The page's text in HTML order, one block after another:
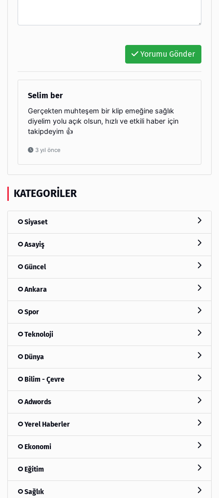
Yorumu Gönder
Selim ber
Gerçekten muhteşem bir klip emeğine sağlık
diyelim yolu açık olsun, hızlı ve etkili haber için
takipdeyim 👍
3 yıl önce
KATEGORILER
Siyaset
Asayiş
Güncel
Ankara
Spor
Teknoloji
Dünya
Bilim - Çevre
Adwords
Yerel Haberler
Ekonomi
Eğitim
Sağlık